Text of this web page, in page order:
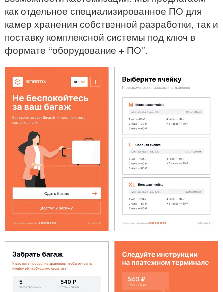
как отдельное специализированное ПО для
камер хранения собственной разработки, так и
поставку комплексной системы под ключ в
формате “оборудование + ПО”.